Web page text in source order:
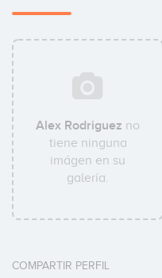
Alex Rodriguez no
tiene ninguna
imágen en su
galería.
COMPARTIR PERFIL